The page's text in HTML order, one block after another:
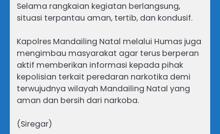
Selama rangkaian kegiatan berlangsung,
situasi terpantau aman, tertib, dan kondusif.
Kapolres Mandailing Natal melalui Humas juga
mengimbau masyarakat agar terus berperan
aktif memberikan informasi kepada pihak
kepolisian terkait peredaran narkotika demi
terwujudnya wilayah Mandailing Natal yang
aman dan bersih dari narkoba.
(Siregar)